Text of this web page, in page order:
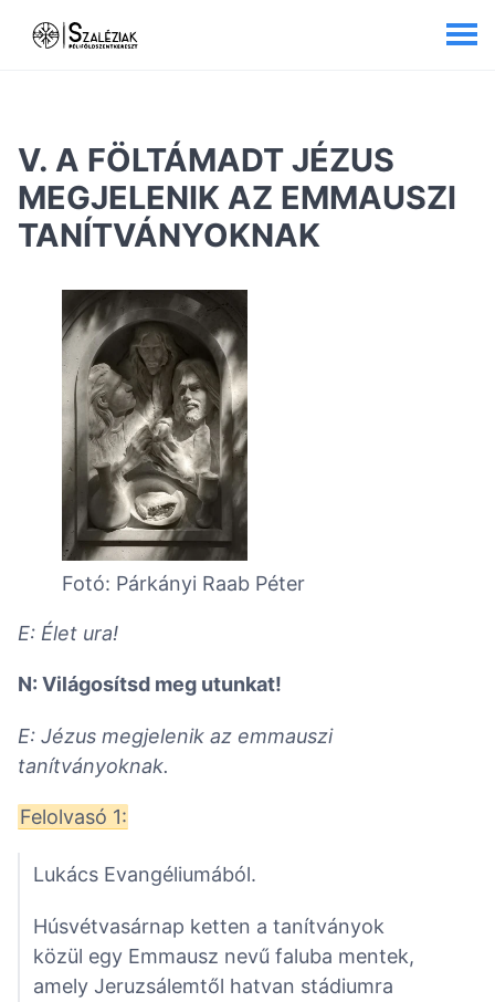
V. A FÖLTÁMADT JÉZUS
MEGJELENIK AZ EMMAUSZI
TANÍTVÁNYOKNAK
Fotó: Párkányi Raab Péter
E: Élet ura!
N: Világosítsd meg utunkat!
E: Jézus megjelenik az emmauszi
tanítványoknak.
Felolvasó 1:
Lukács Evangéliumából.
Húsvétvasárnap ketten a tanítványok
közül egy Emmausz nevű faluba mentek,
amely Jeruzsálemtől hatvan stádiumra